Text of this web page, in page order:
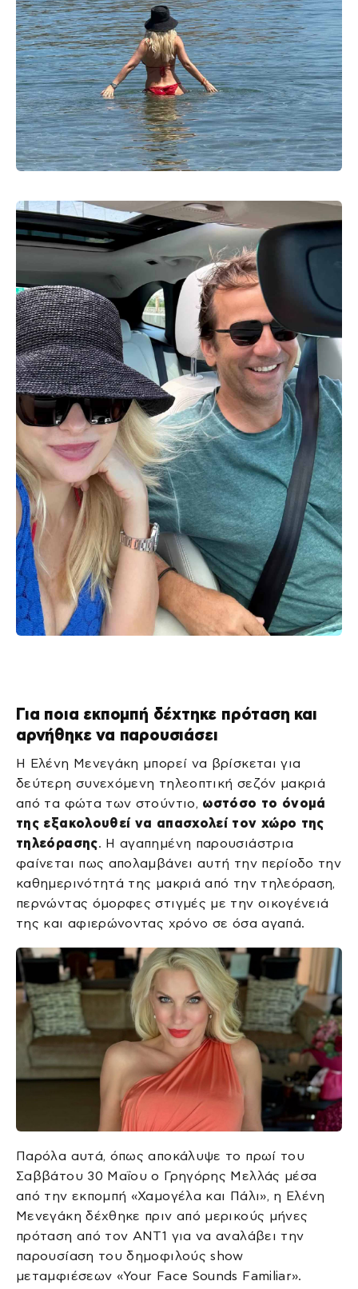
Για ποια εκπομπή δέχτηκε πρόταση και
αρνήθηκε να παρουσιάσει
Η Ελένη Μενεγάκη μπορεί να βρίσκεται για
δεύτερη συνεχόμενη τηλεοπτική σεζόν μακριά
από τα φώτα των στούντιο, ωστόσο το όνομά
της εξακολουθεί να απασχολεί τον χώρο της
τηλεόρασης. Η αγαπημένη παρουσιάστρια
φαίνεται πως απολαμβάνει αυτή την περίοδο την
καθημερινότητά της μακριά από την τηλεόραση,
περνώντας όμορφες στιγμές με την οικογένειά
της και αφιερώνοντας χρόνο σε όσα αγαπά.
Παρόλα αυτά, όπως αποκάλυψε το πρωί του
Σαββάτου 30 Μαΐου ο Γρηγόρης Μελλάς μέσα
από την εκπομπή «Χαμογέλα και Πάλι», η Ελένη
Μενεγάκη δέχθηκε πριν από μερικούς μήνες
πρόταση από τον ΑΝΤ1 για να αναλάβει την
παρουσίαση του δημοφιλούς show
μεταμφιέσεων «Your Face Sounds Familiar».